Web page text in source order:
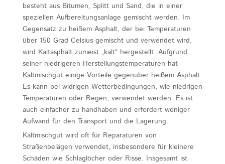
besteht aus Bitumen, Splitt und Sand, die in einer
speziellen Aufbereitungsanlage gemischt werden. Im
Gegensatz zu heißem Asphalt, der bei Temperaturen
über 150 Grad Celsius gemischt und verwendet wird,
wird Kaltasphalt zumeist „kalt“ hergestellt. Aufgrund
seiner niedrigeren Herstellungstemperaturen hat
Kaltmischgut einige Vorteile gegenüber heißem Asphalt.
Es kann bei widrigen Wetterbedingungen, wie niedrigen
Temperaturen oder Regen, verwendet werden. Es ist
auch einfacher zu handhaben und erfordert weniger
Aufwand für den Transport und die Lagerung.
Kaltmischgut wird oft für Reparaturen von
Straßenbelägen verwendet, insbesondere für kleinere
Schäden wie Schlaglöcher oder Risse. Insgesamt ist